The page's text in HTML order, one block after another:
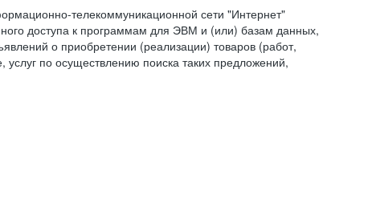
телекоммуникационной сети "Интернет"
доступа к программам для ЭВМ и (или) базам данных,
о приобретении (реализации) товаров (работ,
по осуществлению поиска таких предложений,